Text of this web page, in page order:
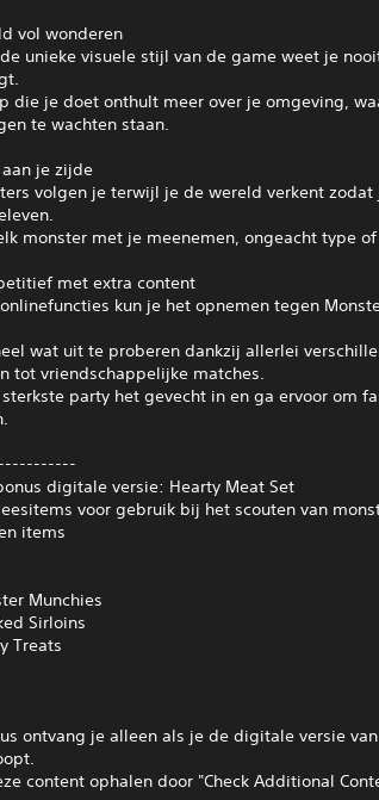
vol wonderen
unieke visuele stijl van de game weet je
die je doet onthult meer over je omgeving,
te wachten staan.
je zijde
volgen je terwijl je de wereld verkent
monster met je meenemen, ongeacht type
met extra content
kun je het opnemen tegen
wat uit te proberen dankzij allerlei
tot vriendschappelijke matches.
party het gevecht in en ga ervoor om
digitale versie: Hearty Meat Set
voor gebruik bij het scouten van
items
Munchies
Sirloins
Treats
ontvang je alleen als je de digitale versie
content ophalen door "Check Additional